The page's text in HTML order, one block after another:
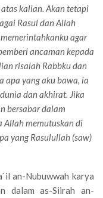
kalian. Akan tetapi
Rasul dan Allah
agar
ancaman kepada
risalah Rabbku dan
apa yang aku bawa, ia
dan akhirat. Jika
bersabar dalam
Allah memutuskan di
yang Rasulullah (saw)
an-Nubuwwah karya
dalam as-Siirah an-